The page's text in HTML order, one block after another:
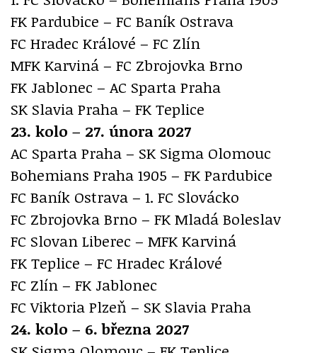
FK Pardubice – FC Baník Ostrava
FC Hradec Králové – FC Zlín
MFK Karviná – FC Zbrojovka Brno
FK Jablonec – AC Sparta Praha
SK Slavia Praha – FK Teplice
23. kolo – 27. února 2027
AC Sparta Praha – SK Sigma Olomouc
Bohemians Praha 1905 – FK Pardubice
FC Baník Ostrava – 1. FC Slovácko
FC Zbrojovka Brno – FK Mladá Boleslav
FC Slovan Liberec – MFK Karviná
FK Teplice – FC Hradec Králové
FC Zlín – FK Jablonec
FC Viktoria Plzeň – SK Slavia Praha
24. kolo – 6. března 2027